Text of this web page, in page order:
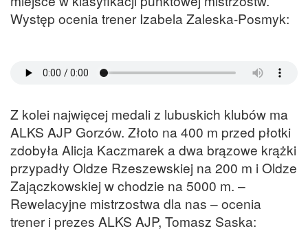
Występ ocenia trener Izabela Zaleska-Posmyk:
Z kolei najwięcej medali z lubuskich klubów ma
ALKS AJP Gorzów. Złoto na 400 m przed płotki
zdobyła Alicja Kaczmarek a dwa brązowe krążki
przypadły Oldze Rzeszewskiej na 200 m i Oldze
Zajączkowskiej w chodzie na 5000 m. –
Rewelacyjne mistrzostwa dla nas – ocenia
trener i prezes ALKS AJP, Tomasz Saska: